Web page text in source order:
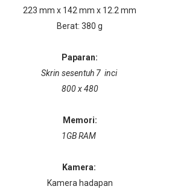
223 mm x 142 mm x 12.2 mm
Berat: 380 g
Paparan:
Skrin sesentuh 7 inci
800 x 480
Memori:
1GB RAM
Kamera:
Kamera hadapan